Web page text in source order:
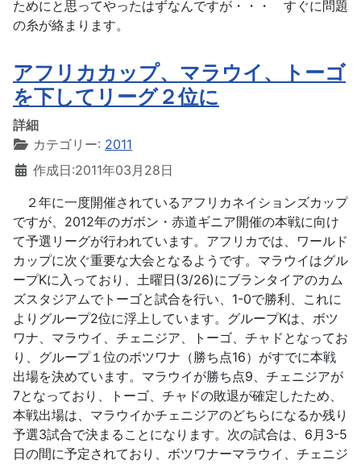
ためにと思ってやったはずなんですが・・・ すぐに問題
の糸が絡まります。
アフリカカップ、マラウイ、トーゴ
を下してリーグ２位に
詳細
カテゴリー: 2011
作成日:2011年03月28日
２年に一度開催されているアフリカネイションズカップ
ですが、2012年のガボン・赤道ギニア開催の本戦に向け
て予選リーグが行われています。アフリカでは、ワールド
カップに次ぐ重要な大会となるようです。マラウイはグル
ープKに入っており、土曜日(3/26)にブランタイアのカム
ズスタジアムでトーゴと試合を行い、1-0で勝利、これに
よりグループ2位に浮上しています。グループKは、ボツ
ワナ、マラウイ、チェニジア、トーゴ、チャドとなってお
り、グループ１位のボツワナ（勝ち点16）がすでに本戦
出場を決めています。マラウイが勝ち点9、チェニジアが
7となっており、トーゴ、チャドの敗退が確定したため、
本戦出場は、マラウイかチェニジアのどちらになるか残り
予選3試合で決まることになります。次の試合は、6月3-5
日の間に予定されており、ボツワナーマラウイ、チェニジ